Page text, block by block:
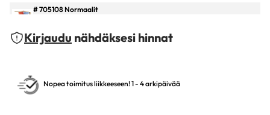
# 705108 Normaalit
# 705102 Normaalit
Kirjaudu nähdäksesi hinnat
Nopea toimitus liikkeeseen! 1 - 4 arkipäivää